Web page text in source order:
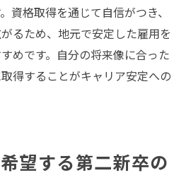
資格取得を通じて自信がつき、
るため、地元で安定した雇用を
めです。自分の将来像に合った
得することがキャリア安定への
望する第二新卒の